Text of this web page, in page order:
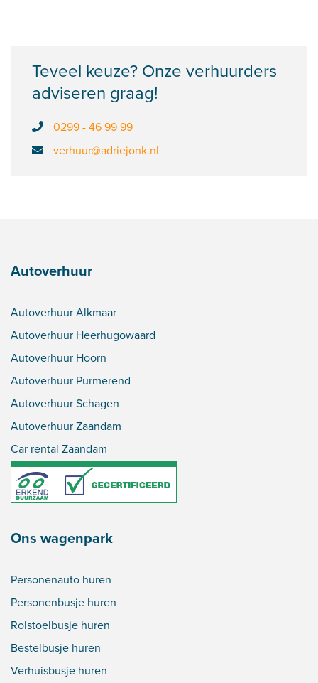
Teveel keuze? Onze verhuurders
adviseren graag!
0299 - 46 99 99
verhuur@adriejonk.nl
Autoverhuur
Autoverhuur Alkmaar
Autoverhuur Heerhugowaard
Autoverhuur Hoorn
Autoverhuur Purmerend
Autoverhuur Schagen
Autoverhuur Zaandam
Car rental Zaandam
Ons wagenpark
Personenauto huren
Personenbusje huren
Rolstoelbusje huren
Bestelbusje huren
Verhuisbusje huren